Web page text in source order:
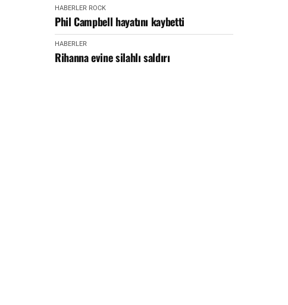
HABERLER ROCK
Phil Campbell hayatını kaybetti
HABERLER
Rihanna evine silahlı saldırı